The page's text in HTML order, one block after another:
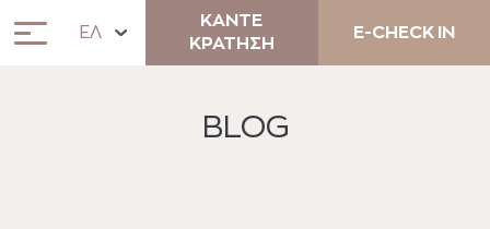
ΕΛ
ΚΑΝΤΕ
ΚΡΑΤΗΣΗ
E-CHECK IN
BLOG